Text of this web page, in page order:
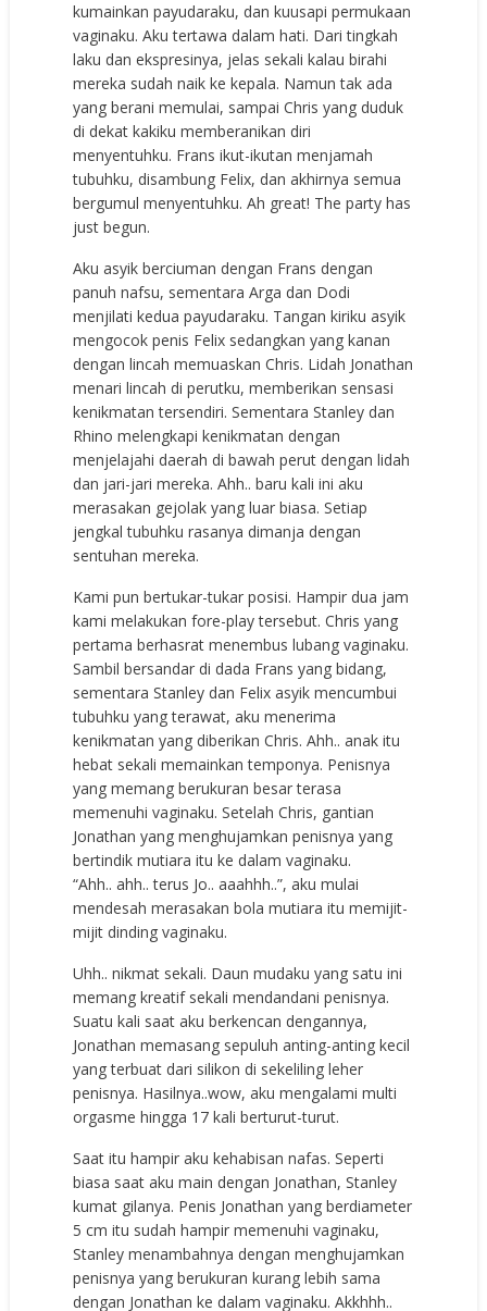
kumainkan payudaraku, dan kuusapi permukaan
vaginaku. Aku tertawa dalam hati. Dari tingkah
laku dan ekspresinya, jelas sekali kalau birahi
mereka sudah naik ke kepala. Namun tak ada
yang berani memulai, sampai Chris yang duduk
di dekat kakiku memberanikan diri
menyentuhku. Frans ikut-ikutan menjamah
tubuhku, disambung Felix, dan akhirnya semua
bergumul menyentuhku. Ah great! The party has
just begun.
Aku asyik berciuman dengan Frans dengan
panuh nafsu, sementara Arga dan Dodi
menjilati kedua payudaraku. Tangan kiriku asyik
mengocok penis Felix sedangkan yang kanan
dengan lincah memuaskan Chris. Lidah Jonathan
menari lincah di perutku, memberikan sensasi
kenikmatan tersendiri. Sementara Stanley dan
Rhino melengkapi kenikmatan dengan
menjelajahi daerah di bawah perut dengan lidah
dan jari-jari mereka. Ahh.. baru kali ini aku
merasakan gejolak yang luar biasa. Setiap
jengkal tubuhku rasanya dimanja dengan
sentuhan mereka.
Kami pun bertukar-tukar posisi. Hampir dua jam
kami melakukan fore-play tersebut. Chris yang
pertama berhasrat menembus lubang vaginaku.
Sambil bersandar di dada Frans yang bidang,
sementara Stanley dan Felix asyik mencumbui
tubuhku yang terawat, aku menerima
kenikmatan yang diberikan Chris. Ahh.. anak itu
hebat sekali memainkan temponya. Penisnya
yang memang berukuran besar terasa
memenuhi vaginaku. Setelah Chris, gantian
Jonathan yang menghujamkan penisnya yang
bertindik mutiara itu ke dalam vaginaku.
“Ahh.. ahh.. terus Jo.. aaahhh..”, aku mulai
mendesah merasakan bola mutiara itu memijit-
mijit dinding vaginaku.
Uhh.. nikmat sekali. Daun mudaku yang satu ini
memang kreatif sekali mendandani penisnya.
Suatu kali saat aku berkencan dengannya,
Jonathan memasang sepuluh anting-anting kecil
yang terbuat dari silikon di sekeliling leher
penisnya. Hasilnya..wow, aku mengalami multi
orgasme hingga 17 kali berturut-turut.
Saat itu hampir aku kehabisan nafas. Seperti
biasa saat aku main dengan Jonathan, Stanley
kumat gilanya. Penis Jonathan yang berdiameter
5 cm itu sudah hampir memenuhi vaginaku,
Stanley menambahnya dengan menghujamkan
penisnya yang berukuran kurang lebih sama
dengan Jonathan ke dalam vaginaku. Akkhhh..